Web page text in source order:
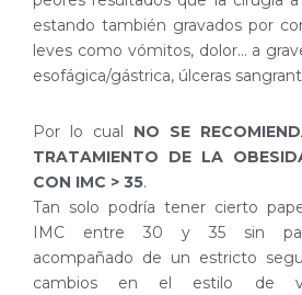
estando también gravados por
leves como vómitos, dolor… a
esofágica/gástrica, úlceras
Por lo cual NO SE
TRATAMIENTO DE LA
CON IMC > 35.
Tan solo podría tener cierto
IMC entre 30 y 35 sin
acompañado de un estricto
cambios en el estilo de